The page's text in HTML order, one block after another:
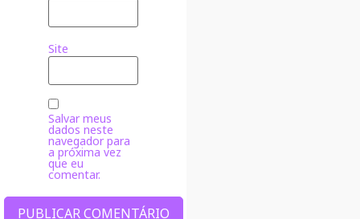
Site
Salvar meus
dados neste
navegador para
a próxima vez
que eu
comentar.